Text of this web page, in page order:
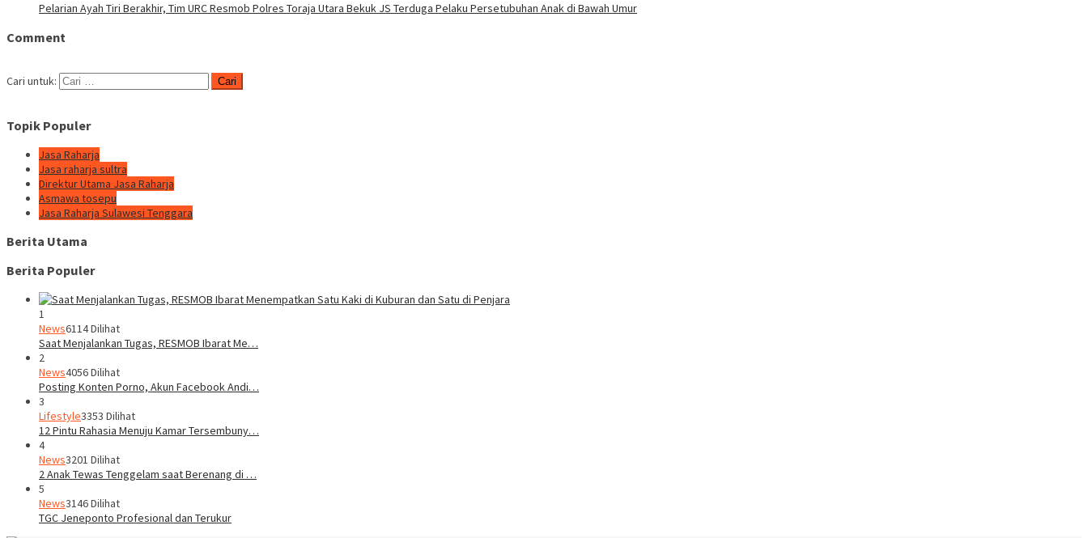
Pelarian Ayah Tiri Berakhir, Tim URC Resmob Polres Toraja Utara Bekuk JS Terduga Pelaku Persetubuhan Anak di Bawah Umur
Comment
Cari untuk:
Topik Populer
Jasa Raharja
Jasa raharja sultra
Direktur Utama Jasa Raharja
Asmawa tosepu
Jasa Raharja Sulawesi Tenggara
Berita Utama
Berita Populer
1
News6114 Dilihat
Saat Menjalankan Tugas, RESMOB Ibarat Me…
2
News4056 Dilihat
Posting Konten Porno, Akun Facebook Andi…
3
Lifestyle3353 Dilihat
12 Pintu Rahasia Menuju Kamar Tersembuny…
4
News3201 Dilihat
2 Anak Tewas Tenggelam saat Berenang di …
5
News3146 Dilihat
TGC Jeneponto Profesional dan Terukur